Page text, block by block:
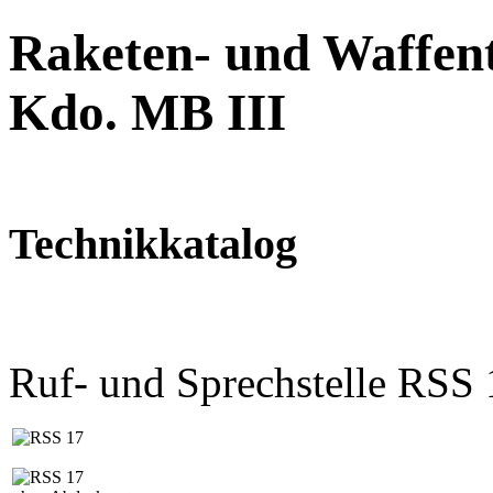
Raketen- und
Kdo. MB III
Technikkatalog
Ruf- und Sprechstelle RSS